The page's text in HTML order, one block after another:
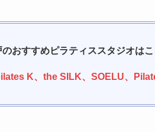
のおすすめピラティススタジオはこ
K、the SILK、SOELU、